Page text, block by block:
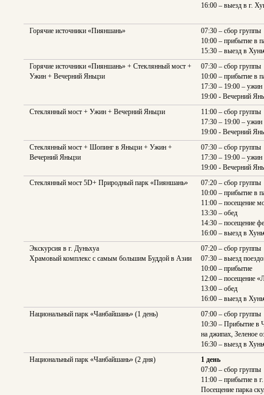
16:00 – выезд в г.
Горячие источники «Пияншань»
07:30 – сбор группы
10:00 – прибытие в
15:30 – выезд в
Горячие источники «Пияншань» + Стеклянный мост +
Ужин + Вечерний Яньцзи
07:30 – сбор группы
10:00 – прибытие в
17:30 – 19:00 – ужин
19:00 - Вечерний
Стеклянный мост + Ужин + Вечерний Яньцзи
11:00 – сбор группы
17:30 – 19:00 – ужин
19:00 - Вечерний
Стеклянный мост + Шопинг в Яньцзи + Ужин +
Вечерний Яньцзи
07:30 – сбор группы
17:30 – 19:00 – ужин
19:00 - Вечерний
Стеклянный мост 5D+ Природный парк «Пияншань»
07:20 – сбор группы
10:00 – прибытие в
11:00 – посещение
13:30 – обед
14:30 – посещение
16:00 – выезд в
Экскурсия в г. Дуньхуа
Храмовый комплекс с самым большим Буддой в Азии
07:20 – сбор группы
07:30 – выезд
10:00 – прибытие
12:00 – посещение
13:00 – обед
16:00 – выезд в
Национальный парк «Чанбайшань» (1 день)
07:00 – сбор группы
10:30 – Прибытие в
на джипах, Зеленое
16:30 – выезд в
Национальный парк «Чанбайшань» (2 дня)
1 день
07:00 – сбор группы
11:00 – прибытие в
Посещение парка